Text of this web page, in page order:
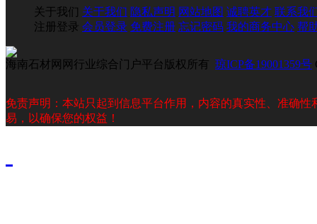
关于我们 关于我们 隐私声明 网站地图 诚聘英才 联系我
注册登录 会员登录 免费注册 忘记密码 我的商务中心 帮
海南石材网网行业综合门户平台版权所有 琼ICP备19001359号
免责声明：本站只起到信息平台作用，内容的真实性、准确
易，以确保您的权益！